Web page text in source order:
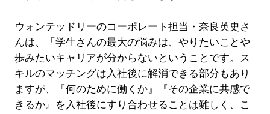
ウォンテッドリーのコーポレート担当・奈良英史さ
んは、「学生さんの最大の悩みは、やりたいことや
歩みたいキャリアが分からないということです。ス
キルのマッチングは入社後に解消できる部分もあり
ますが、『何のために働くか』『その企業に共感で
きるか』を入社後にすり合わせることは難しく、こ